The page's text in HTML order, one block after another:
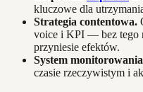
kluczowe dla
Strategia contentowa.
voice i KPI — bez tego
przyniesie efektów.
System
czasie rzeczywistym i